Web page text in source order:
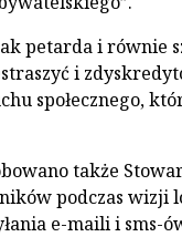
petarda i równie
i
społecznego,
także
podczas wizji
e-maili i sms-